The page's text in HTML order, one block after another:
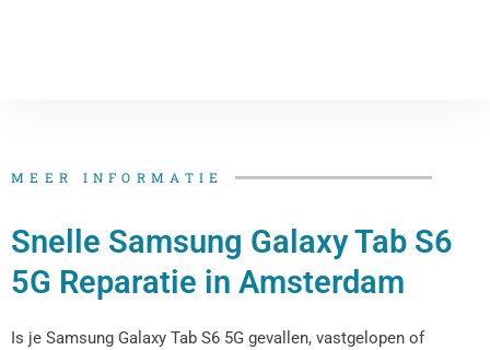
MEER INFORMATIE
Snelle Samsung Galaxy Tab S6
5G Reparatie​​​​ in Amsterdam
Is je Samsung Galaxy Tab S6 5G​​ gevallen, vastgelopen of